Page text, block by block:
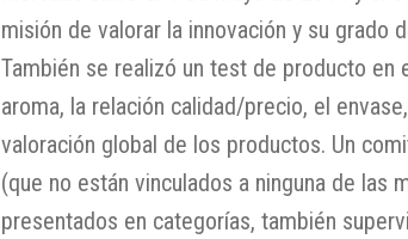
misión de valorar la innovación y su grado
También se realizó un test de producto en
aroma, la relación calidad/precio, el
valoración global de los productos. Un
(que no están vinculados a ninguna de las
presentados en categorías, también